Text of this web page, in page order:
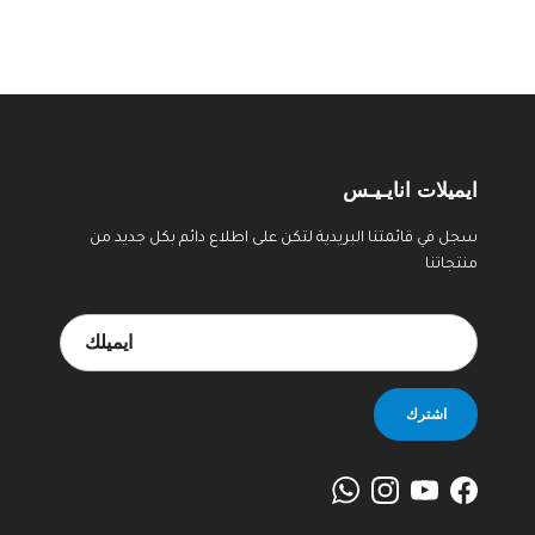
ايميلات انايـيـس
سجل في قائمتنا البريدية لتكن على اطلاع دائم بكل جديد من
منتجاتنا
اشترك
Facebook
YouTube
Instagram
WhatsApp